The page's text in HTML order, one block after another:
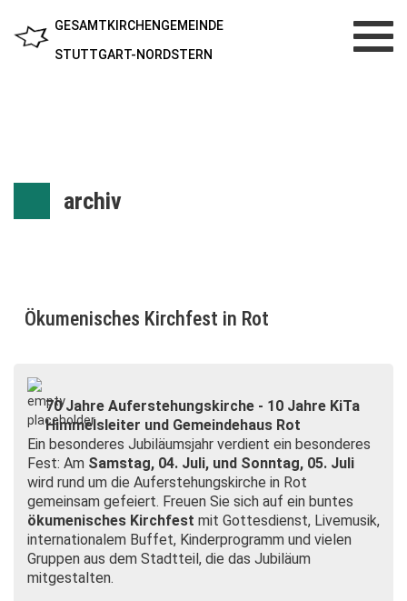
GESAMTKIRCHENGEMEINDE
STUTTGART-NORDSTERN
archiv
Ökumenisches Kirchfest in Rot
70 Jahre Auferstehungskirche - 10 Jahre KiTa
Himmelsleiter und Gemeindehaus Rot
Ein besonderes Jubiläumsjahr verdient ein besonderes
Fest: Am Samstag, 04. Juli, und Sonntag, 05. Juli
wird rund um die Auferstehungskirche in Rot
gemeinsam gefeiert. Freuen Sie sich auf ein buntes
ökumenisches Kirchfest mit Gottesdienst, Livemusik,
internationalem Buffet, Kinderprogramm und vielen
Gruppen aus dem Stadtteil, die das Jubiläum
mitgestalten.